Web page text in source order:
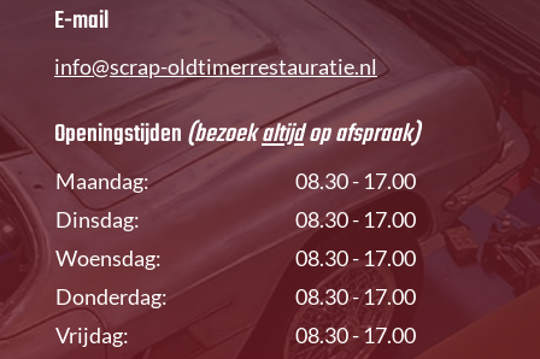
E-mail
info@scrap-oldtimerrestauratie.nl
Openingstijden(bezoekaltijdop afspraak)
Maandag:
Dinsdag:
Woensdag:
Donderdag:
Vrijdag:
08.30 - 17.00
08.30 - 17.00
08.30 - 17.00
08.30 - 17.00
08.30 - 17.00